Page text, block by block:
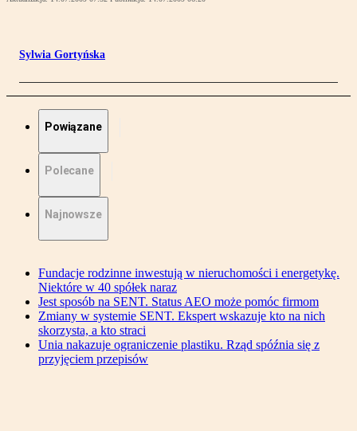
Sylwia Gortyńska
Powiązane
Polecane
Najnowsze
Fundacje rodzinne inwestują w nieruchomości i energetykę.
Niektóre w 40 spółek naraz
Jest sposób na SENT. Status AEO może pomóc firmom
Zmiany w systemie SENT. Ekspert wskazuje kto na nich
skorzysta, a kto straci
Unia nakazuje ograniczenie plastiku. Rząd spóźnia się z
przyjęciem przepisów